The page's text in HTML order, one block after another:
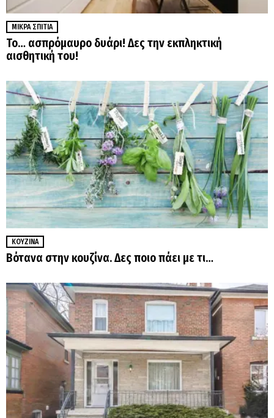
ΜΙΚΡΆ ΣΠΊΤΙΑ
Το… ασπρόμαυρο δυάρι! Δες την εκπληκτική
αισθητική του!
ΚΟΥΖΊΝΑ
Βότανα στην κουζίνα. Δες ποιο πάει με τι…